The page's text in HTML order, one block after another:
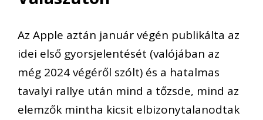
Az Apple aztán január végén publikálta az
idei első gyorsjelentését (valójában az
még 2024 végéről szólt) és a hatalmas
tavalyi rallye után mind a tőzsde, mind az
elemzők mintha kicsit elbizonytalanodtak